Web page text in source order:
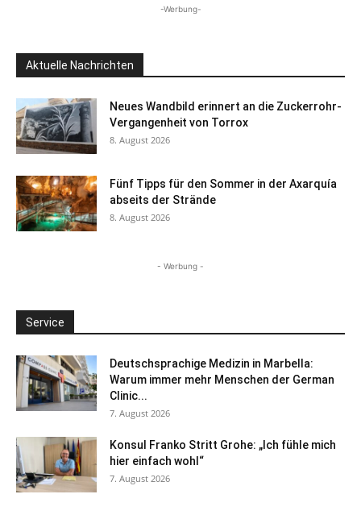
-Werbung-
Aktuelle Nachrichten
Neues Wandbild erinnert an die Zuckerrohr-
Vergangenheit von Torrox
8. August 2026
Fünf Tipps für den Sommer in der Axarquía
abseits der Strände
8. August 2026
- Werbung -
Service
Deutschsprachige Medizin in Marbella:
Warum immer mehr Menschen der German
Clinic...
7. August 2026
Konsul Franko Stritt Grohe: „Ich fühle mich
hier einfach wohl“
7. August 2026